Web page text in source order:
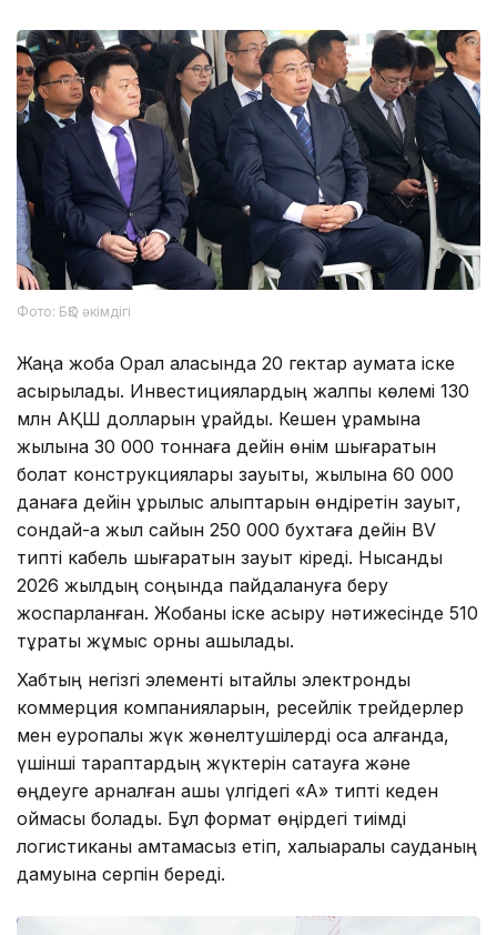
Фото: БҚО әкімдігі
Жаңа жоба Орал қаласында 20 гектар аумақта іске
асырылады. Инвестициялардың жалпы көлемі 130
млн АҚШ долларын құрайды. Кешен құрамына
жылына 30 000 тоннаға дейін өнім шығаратын
болат конструкциялары зауыты, жылына 60 000
данаға дейін құрылыс қалыптарын өндіретін зауыт,
сондай-ақ жыл сайын 250 000 бухтаға дейін BV
типті кабель шығаратын зауыт кіреді. Нысанды
2026 жылдың соңында пайдалануға беру
жоспарланған. Жобаны іске асыру нәтижесінде 510
тұрақты жұмыс орны ашылады.
Хабтың негізгі элементі қытайлық электрондық
коммерция компанияларын, ресейлік трейдерлер
мен еуропалық жүк жөнелтушілерді қоса алғанда,
үшінші тараптардың жүктерін сақтауға және
өңдеуге арналған ашық үлгідегі «А» типті кеден
қоймасы болады. Бұл формат өңірдегі тиімді
логистиканы қамтамасыз етіп, халықаралық сауданың
дамуына серпін береді.